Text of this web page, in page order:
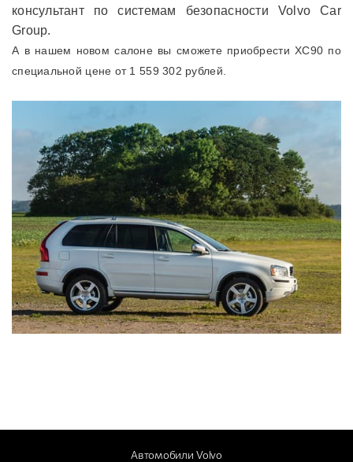
консультант по системам безопасности Volvo Car
Group.
А в нашем новом салоне вы сможете приобрести XC90 по
специальной цене от 1 559 302 рублей.
Автомобили Volvo